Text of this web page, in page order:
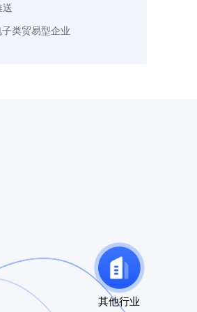
送
类贸易型企业
其他行业